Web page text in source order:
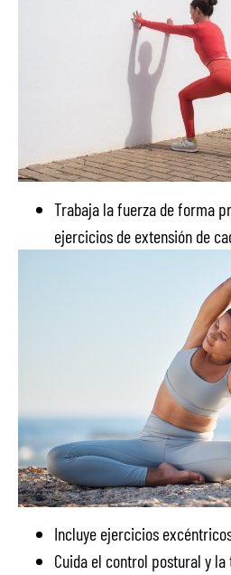
Trabaja la fuerza de forma
ejercicios de extensión de
Incluye ejercicios
Cuida el control postural y